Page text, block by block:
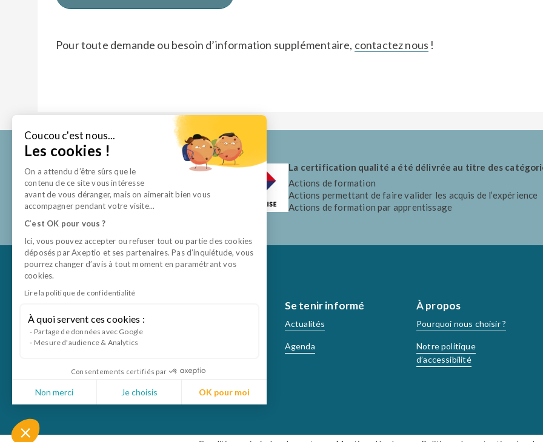
Coucou c'est nous...
Les cookies !
On a attendu d’être sûrs que le
contenu de ce site vous intéresse
avant de vous déranger, mais on aimerait bien vous
accompagner pendant votre visite...
C’est OK pour vous ?
Ici, vous pouvez accepter ou refuser tout ou partie des cookies
déposés par Axeptio et ses partenaires. Pas d’inquiétude, vous
pourrez changer d’avis à tout moment en paramétrant vos
cookies.
Lire la politique de confidentialité
À quoi servent ces cookies :
Partage de données avec Google
Mesure d'audience & Analytics
Consentements certifiés par
Non merci Je choisis OK pour moi
Notre plateforme vous permet d'adapter et de gérer vos paramètres de confidentialité, en garantissant la
Pour toute demande ou besoin d’information supplémentaire, contactez nous !
La certification qualité a été délivrée au titre des
Actions de formation
Actions permettant de faire valider les acquis de l’expérience
Actions de formation par apprentissage
Se tenir informé
Actualités
Agenda
À propos
Pourquoi nous choisir ?
Notre politique
d’accessibilité